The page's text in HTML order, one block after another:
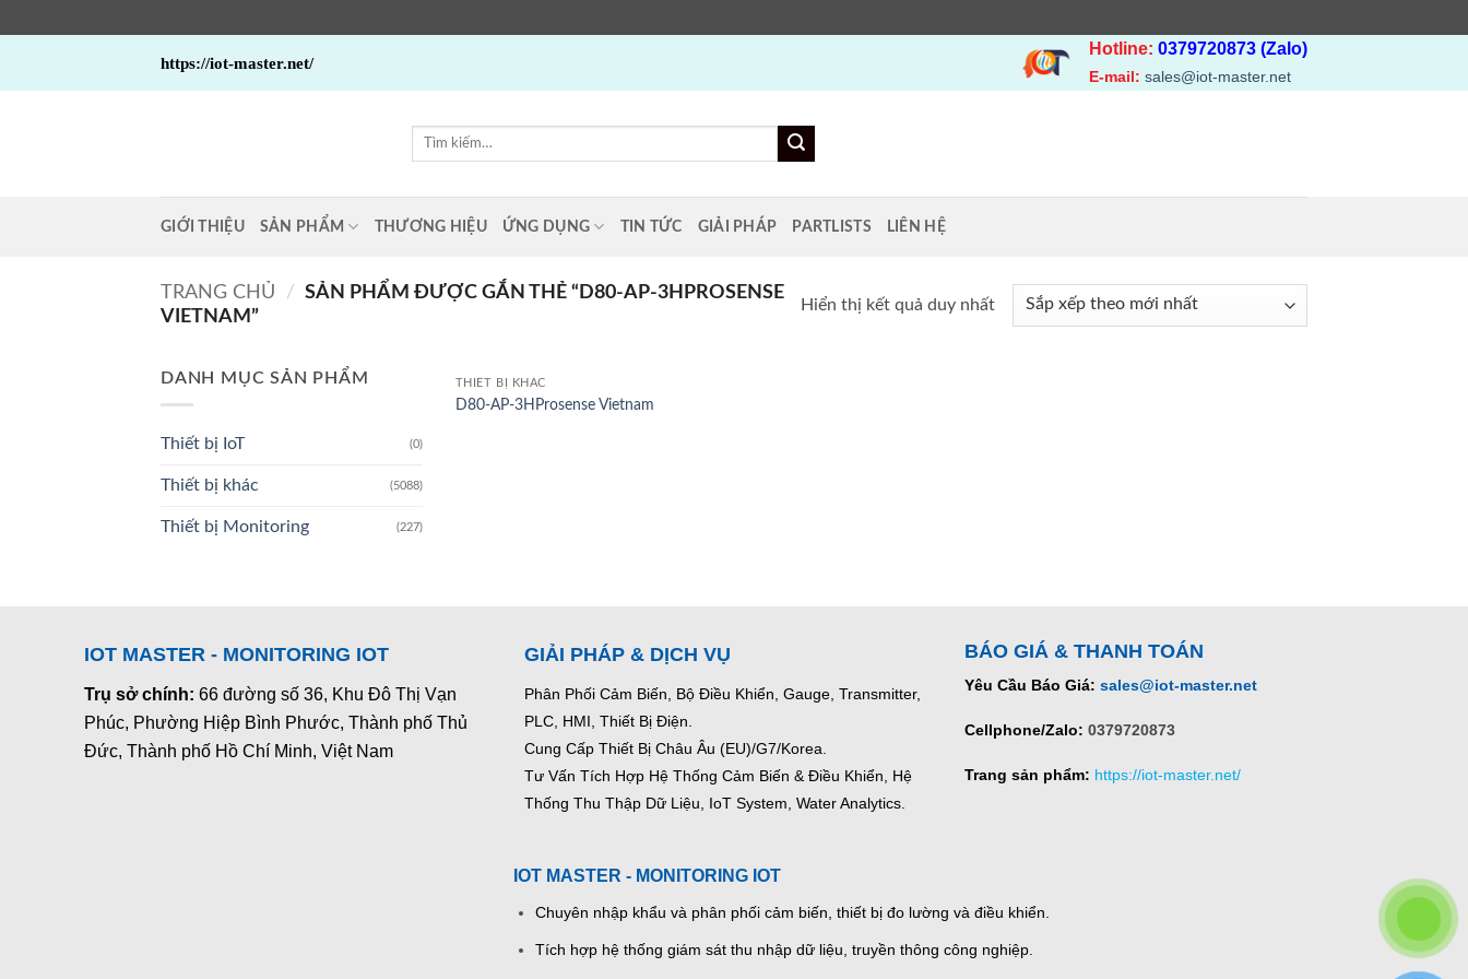
https://iot-master.net/
Hotline: 0379720873 (Zalo)
E-mail: sales@iot-master.net
Tìm
GIỚI THIỆU SẢN PHẨM THƯƠNG HIỆU ỨNG DỤNG TIN TỨC GIẢI PHÁP PARTLISTS LIÊN HỆ
TRANG CHỦ / SẢN PHẨM ĐƯỢC GẮN THẺ “D80-AP-3HPROSENSE
VIETNAM”
Hiển thị kết quả duy nhất
DANH MỤC SẢN PHẨM
Thiết bị IoT (0)
Thiết bị khác (5088)
Thiết bị Monitoring (227)
THIẾT BỊ KHÁC
D80-AP-3HProsense Vietnam
IOT MASTER - MONITORING IOT
Trụ sở chính: 66 đường số 36, Khu Đô Thị Vạn
Phúc, Phường Hiệp Bình Phước, Thành phố Thủ
Đức, Thành phố Hồ Chí Minh, Việt Nam
GIẢI PHÁP & DỊCH VỤ
Phân Phối Cảm Biến, Bộ Điều Khiển, Gauge, Transmitter,
PLC, HMI, Thiết Bị Điện.
Cung Cấp Thiết Bị Châu Âu (EU)/G7/Korea.
Tư Vấn Tích Hợp Hệ Thống Cảm Biến & Điều Khiển, Hệ
Thống Thu Thập Dữ Liệu, IoT System, Water Analytics.
BÁO GIÁ & THANH TOÁN
Yêu Cầu Báo Giá: sales@iot-master.net
Cellphone/Zalo: 0379720873
Trang sản phẩm: https://iot-master.net/
IOT MASTER - MONITORING IOT
Chuyên nhập khẩu và phân phối cảm biến, thiết bị đo lường và điều khiển.
Tích hợp hệ thống giám sát thu nhập dữ liệu, truyền thông công nghiệp.